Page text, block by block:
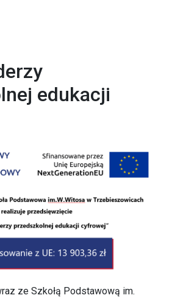
edukacji
ze Szkołą Podstawową im.